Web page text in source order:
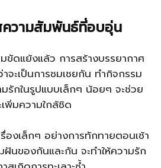
ความสัมพันธ์ที่อบอุ่น
ดแย้งแล้ว การสร้างบรรยากาศ
ะเป็นการชมเชยกัน ทำกิจกรรม
รักในรูปแบบเล็กๆ น้อยๆ จะช่วย
พิ่มความใกล้ชิด
องเล็กๆ อย่างการทักทายตอนเช้า
นของกันและกัน จะทำให้ความรัก